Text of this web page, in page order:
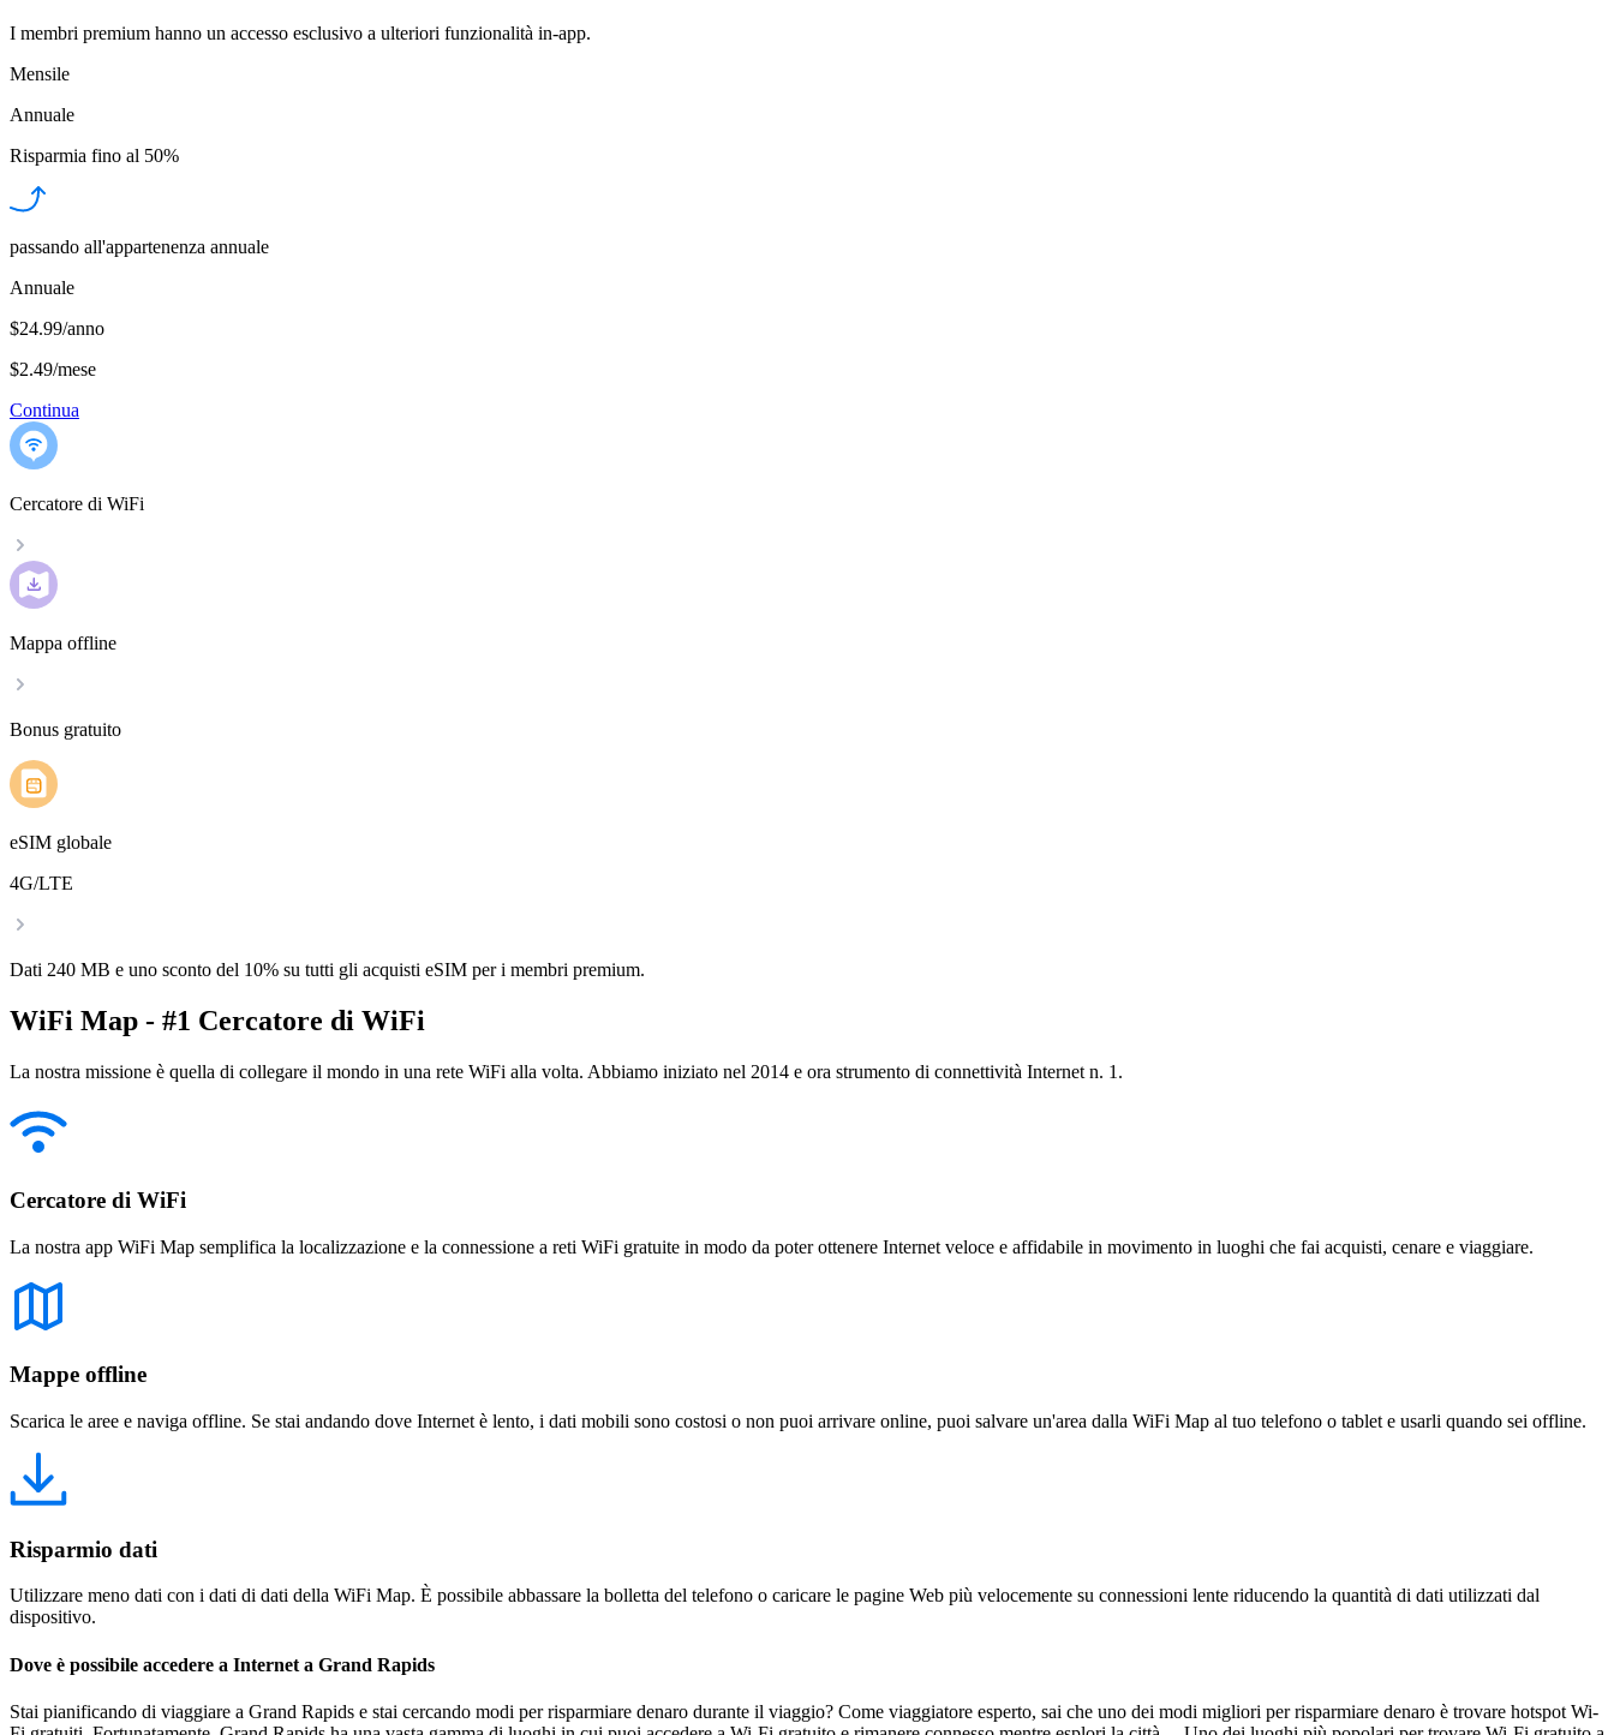
I membri premium hanno un accesso esclusivo a ulteriori funzionalità in-app.
Mensile
Annuale
Risparmia fino al 50%
passando all'appartenenza annuale
Annuale
$24.99/anno
$2.49/mese
Continua
Cercatore di WiFi
Mappa offline
Bonus gratuito
eSIM globale
4G/LTE
Dati 240 MB e uno sconto del 10% su tutti gli acquisti eSIM per i membri premium.
WiFi Map - #1 Cercatore di WiFi
La nostra missione è quella di collegare il mondo in una rete WiFi alla volta. Abbiamo iniziato nel 2014 e ora strumento di connettività Internet n. 1.
Cercatore di WiFi
La nostra app WiFi Map semplifica la localizzazione e la connessione a reti WiFi gratuite in modo da poter ottenere Internet veloce e affidabile in movimento in luoghi che fai acquisti, cenare e viaggiare.
Mappe offline
Scarica le aree e naviga offline. Se stai andando dove Internet è lento, i dati mobili sono costosi o non puoi arrivare online, puoi salvare un'area dalla WiFi Map al tuo telefono o tablet e usarli quando sei offline.
Risparmio dati
Utilizzare meno dati con i dati di dati della WiFi Map. È possibile abbassare la bolletta del telefono o caricare le pagine Web più velocemente su connessioni lente riducendo la quantità di dati utilizzati dal
dispositivo.
Dove è possibile accedere a Internet a Grand Rapids
Stai pianificando di viaggiare a Grand Rapids e stai cercando modi per risparmiare denaro durante il viaggio? Come viaggiatore esperto, sai che uno dei modi migliori per risparmiare denaro è trovare hotspot Wi-